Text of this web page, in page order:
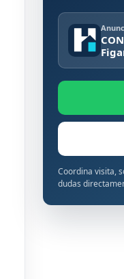
Coordina visita,
dudas